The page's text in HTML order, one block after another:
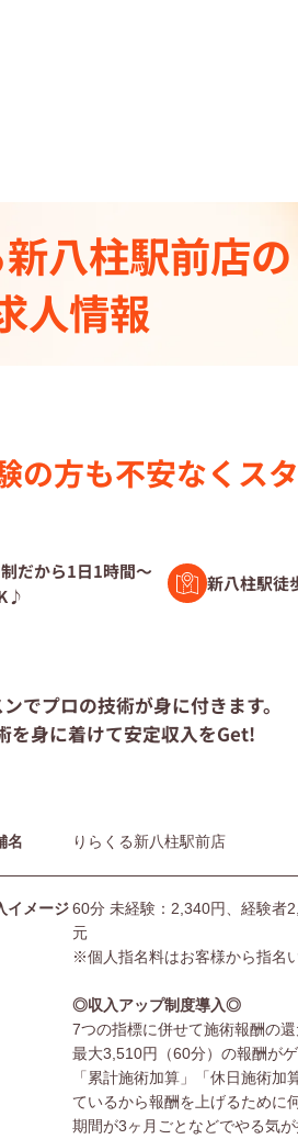
新八柱駅前店の
人情報
の⽅も不安なく ス
だから1日1時間～
新八柱駅徒
でプロの技術が身に付きます。
を身に着けて安定収入をGet!
名 りらくる新八柱駅前店
イメージ60分 未経験：2,340円、経験者
元
※個人指名料はお客様から指名
◎収入アップ制度導入◎
7つの指標に併せて施術報酬の還
最大3,510円（60分）の報酬が
「累計施術加算」「休日施術
ているから報酬を上げるために
期間が3ヶ月ごとなどでやる気が